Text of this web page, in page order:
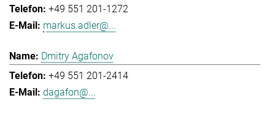
+49 551 201-1272
markus.adler@...
Dmitry Agafonov
+49 551 201-2414
dagafon@...